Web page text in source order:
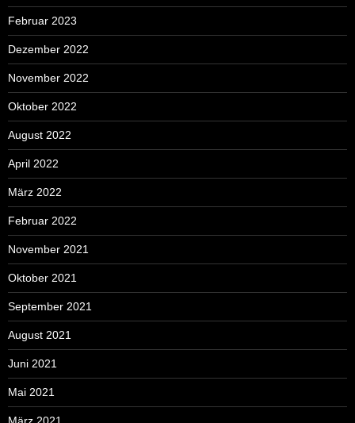
Februar 2023
Dezember 2022
November 2022
Oktober 2022
August 2022
April 2022
März 2022
Februar 2022
November 2021
Oktober 2021
September 2021
August 2021
Juni 2021
Mai 2021